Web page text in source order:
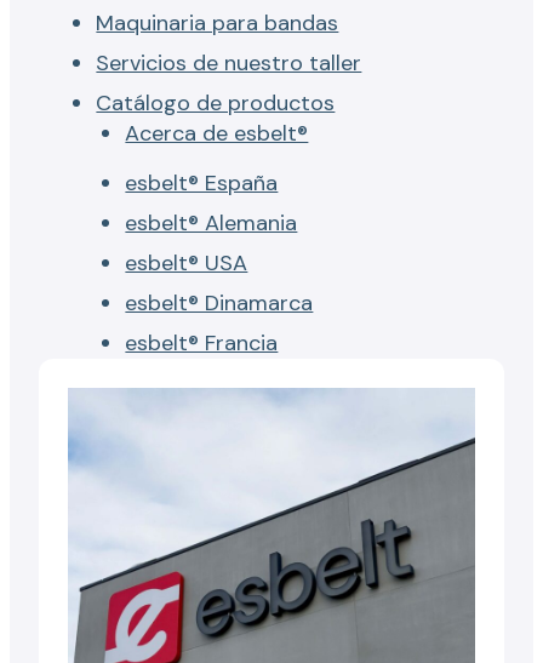
Maquinaria para bandas
Servicios de nuestro taller
Catálogo de productos
Acerca de esbelt®
esbelt® España
esbelt® Alemania
esbelt® USA
esbelt® Dinamarca
esbelt® Francia